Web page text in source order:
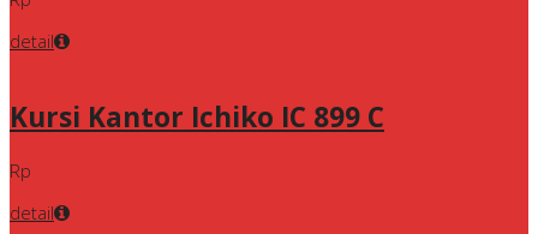
detail
Kursi Kantor Ichiko IC 899 C
Rp
detail